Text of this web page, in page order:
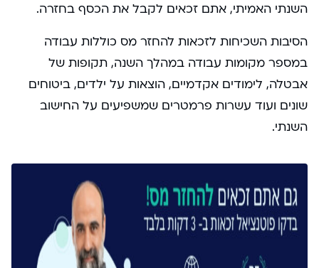
השנתי האמיתי, אתם זכאים לקבל את הכסף בחזרה.
הסיבות השכיחות לזכאות להחזר מס כוללות עבודה
במספר מקומות עבודה במהלך השנה, תקופות של
אבטלה, לימודים אקדמיים, הוצאות על ילדים, ביטוחים
שונים ועוד עשרות פרמטרים שמשפיעים על החישוב
השנתי.